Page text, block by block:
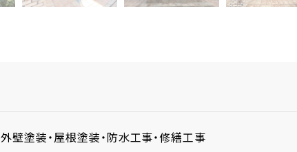
外壁塗装・屋根塗装・防水工事・修繕工事